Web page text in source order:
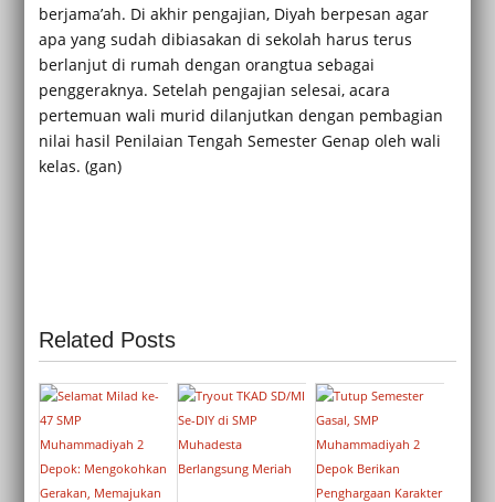
berjama’ah. Di akhir pengajian, Diyah berpesan agar
apa yang sudah dibiasakan di sekolah harus terus
berlanjut di rumah dengan orangtua sebagai
penggeraknya. Setelah pengajian selesai, acara
pertemuan wali murid dilanjutkan dengan pembagian
nilai hasil Penilaian Tengah Semester Genap oleh wali
kelas. (gan)
Related Posts